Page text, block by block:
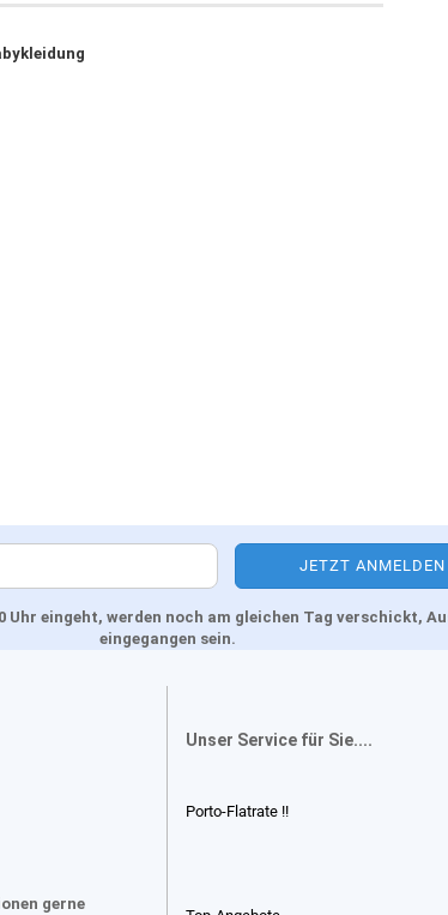
eingeht, werden noch am gleichen Tag verschickt,
eingegangen sein.
gerne
Unser Service für Sie....
Porto-Flatrate !!